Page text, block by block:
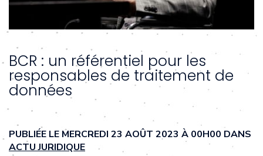
BCR : un référentiel pour les
responsables de traitement de
données
PUBLIÉE LE MERCREDI 23 AOÛT 2023 À 00H00 DANS
ACTU JURIDIQUE